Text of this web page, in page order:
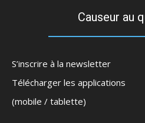
Causeur au
S’inscrire à la newsletter
Télécharger les applications
(mobile / tablette)